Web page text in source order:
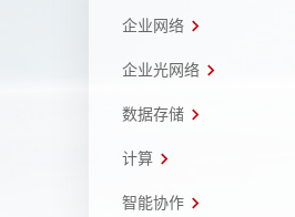
企业网络
企业光网络
数据存储
计算
智能协作